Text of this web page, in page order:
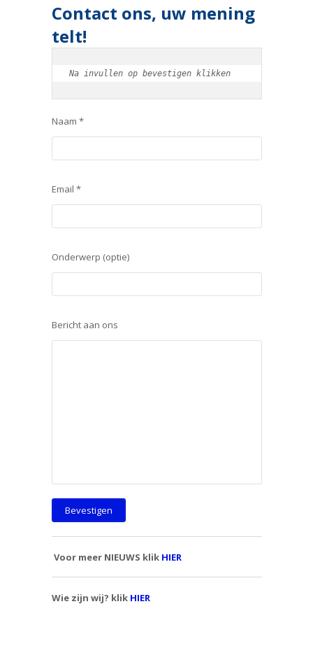
Contact ons, uw mening
telt!
Na invullen op bevestigen klikken
Naam *
Email *
Onderwerp (optie)
Bericht aan ons
Voor meer NIEUWS klik HIER
Wie zijn wij? klik HIER